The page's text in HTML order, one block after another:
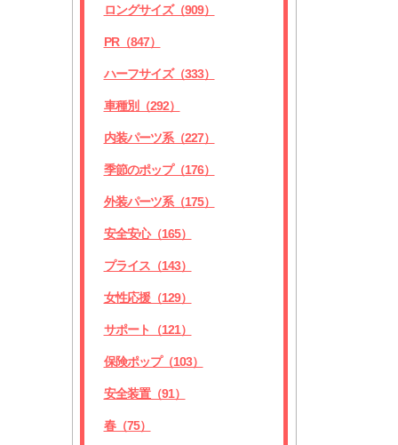
ロングサイズ（909）
PR（847）
ハーフサイズ（333）
車種別（292）
内装パーツ系（227）
季節のポップ（176）
外装パーツ系（175）
安全安心（165）
プライス（143）
女性応援（129）
サポート（121）
保険ポップ（103）
安全装置（91）
春（75）